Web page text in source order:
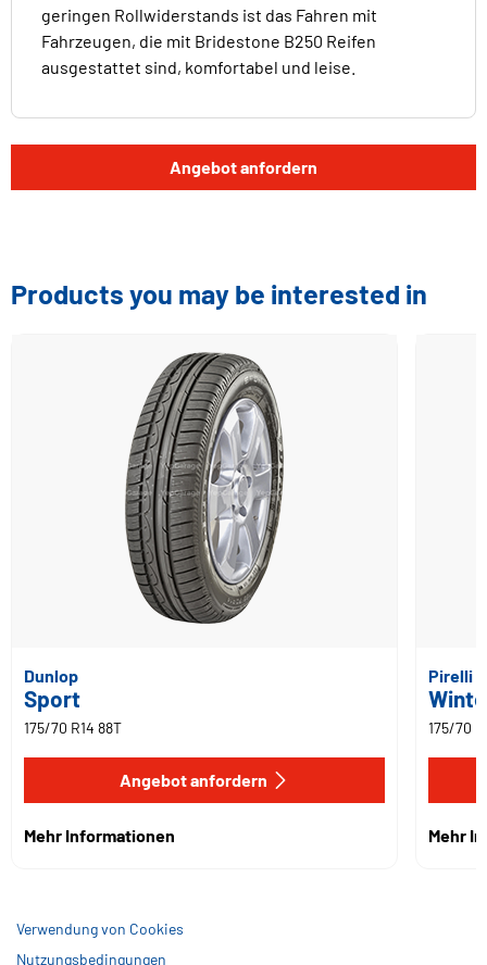
geringen Rollwiderstands ist das Fahren mit
Fahrzeugen, die mit Bridestone B250 Reifen
ausgestattet sind, komfortabel und leise.
Angebot anfordern
Products you may be interested in
Dunlop
Sport
175/70 R14 88T
Angebot anfordern
Mehr Informationen
Pirelli
175/70
Mehr
Verwendung von Cookies
Nutzungsbedingungen